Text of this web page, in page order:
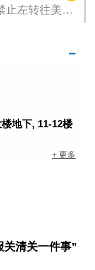
止左转往美副
地下, 11-12楼
+ 更多
清关一件事”